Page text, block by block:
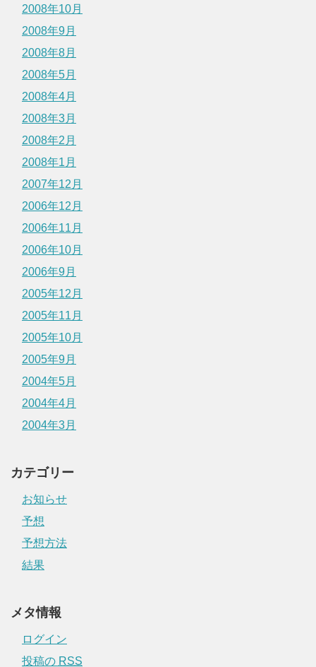
2008年10月
2008年9月
2008年8月
2008年5月
2008年4月
2008年3月
2008年2月
2008年1月
2007年12月
2006年12月
2006年11月
2006年10月
2006年9月
2005年12月
2005年11月
2005年10月
2005年9月
2004年5月
2004年4月
2004年3月
カテゴリー
お知らせ
予想
予想方法
結果
メタ情報
ログイン
投稿の RSS